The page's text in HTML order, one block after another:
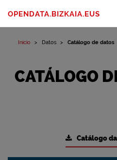
OPENDATA.BIZKAIA.EUS
Inicio Datos Catálogo de datos
CATÁLOGO
Catálogo